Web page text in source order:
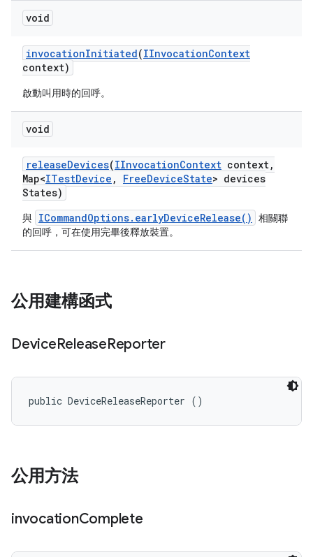
void
invocationInitiated(IInvocationContext
context)
啟動叫用時的回呼。
void
releaseDevices(IInvocationContext context,
Map<ITestDevice , FreeDeviceState> devices
States)
與 ICommandOptions.earlyDeviceRelease()
相關聯
的回呼，可在使用完畢後釋放裝置。
公用建構函式
DeviceReleaseReporter
public DeviceReleaseReporter ()
公用方法
invocationComplete